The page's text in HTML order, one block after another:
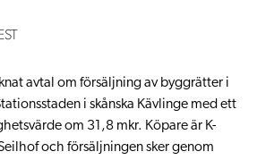
avtal om försäljning av byggrätter i
i skånska Kävlinge med ett
om 31,8 mkr. Köpare är K-
och försäljningen sker genom